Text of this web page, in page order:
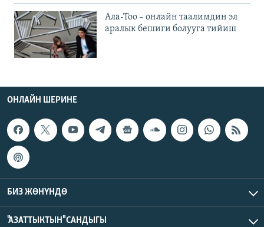
Ала-Тоо – онлайн таалимдин эл
аралык бешиги болууга тийиш
ОНЛАЙН ШЕРИНЕ
БИЗ ЖӨНҮНДӨ
"АЗАТТЫКТЫН" САНДЫГЫ